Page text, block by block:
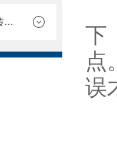
英国Tan Delta油状态监测传感器
下
点
误